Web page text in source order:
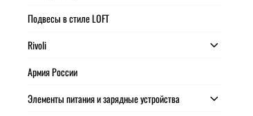
Подвесы в стиле LOFT
Rivoli
Армия России
Элементы питания и зарядные устройства